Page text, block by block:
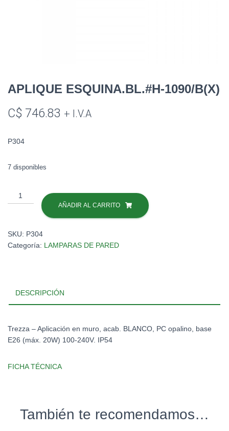
APLIQUE ESQUINA.BL.#H-1090/B(X)
C$ 746.83 + I.V.A
P304
7 disponibles
APLIQUE
ESQUINA.BL.#H-AÑADIR AL CARRITO
SKU: P304
Categoría: LAMPARAS DE PARED
DESCRIPCIÓN
Trezza – Aplicación en muro, acab. BLANCO, PC opalino, base
E26 (máx. 20W) 100-240V. IP54
FICHA TÉCNICA
También te recomendamos…